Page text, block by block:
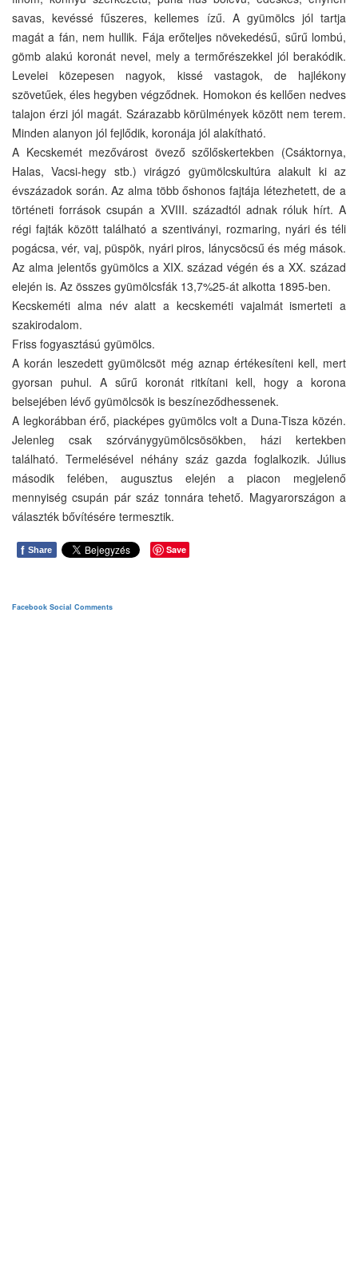
savas, kevéssé fűszeres, kellemes ízű. A gyümölcs jól tartja
magát a fán, nem hullik. Fája erőteljes növekedésű, sűrű lombú,
gömb alakú koronát nevel, mely a termőrészekkel jól berakódik.
Levelei közepesen nagyok, kissé vastagok, de hajlékony
szövetűek, éles hegyben végződnek. Homokon és kellően nedves
talajon érzi jól magát. Szárazabb körülmények között nem terem.
Minden alanyon jól fejlődik, koronája jól alakítható.
A Kecskemét mezővárost övező szőlőskertekben (Csáktornya,
Halas, Vacsi-hegy stb.) virágzó gyümölcskultúra alakult ki az
évszázadok során. Az alma több őshonos fajtája létezhetett, de a
történeti források csupán a XVIII. századtól adnak róluk hírt. A
régi fajták között található a szentiványi, rozmaring, nyári és téli
pogácsa, vér, vaj, püspök, nyári piros, lánycsöcsű és még mások.
Az alma jelentős gyümölcs a XIX. század végén és a XX. század
elején is. Az összes gyümölcsfák 13,7%25-át alkotta 1895-ben.
Kecskeméti alma név alatt a kecskeméti vajalmát ismerteti a
szakirodalom.
Friss fogyasztású gyümölcs.
A korán leszedett gyümölcsöt még aznap értékesíteni kell, mert
gyorsan puhul. A sűrű koronát ritkítani kell, hogy a korona
belsejében lévő gyümölcsök is beszíneződhessenek.
A legkorábban érő, piacképes gyümölcs volt a Duna-Tisza közén.
Jelenleg csak szórványgyümölcsösökben, házi kertekben
található. Termelésével néhány száz gazda foglalkozik. Július
második felében, augusztus elején a piacon megjelenő
mennyiség csupán pár száz tonnára tehető. Magyarországon a
választék bővítésére termesztik.
f Share Save
Facebook Social Comments